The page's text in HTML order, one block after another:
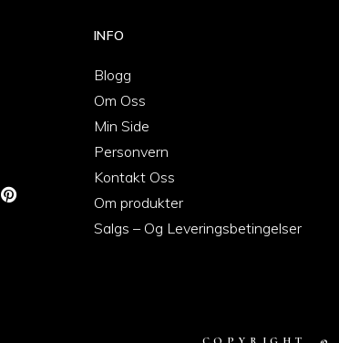
INFO
Blogg
Om Oss
Min Side
Personvern
Kontakt Oss
Om produkter
Salgs – Og Leveringsbetingelser